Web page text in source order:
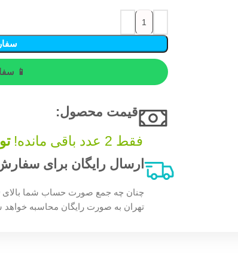
📱
قیمت محصول:​
فقط 2 عدد باقی مانده!
ارسال رایگان برای سفارش های بالای
تهران به صورت رایگان محاسبه خواهد